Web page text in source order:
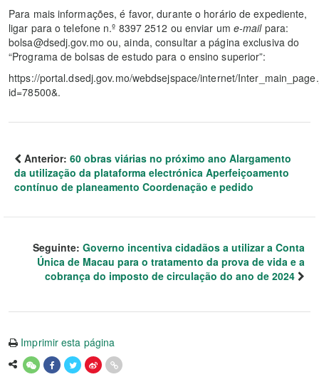
Para mais informações, é favor, durante o horário de expediente,
ligar para o telefone n.º 8397 2512 ou enviar um e-mailpara:
bolsa@dsedj.gov.mo ou, ainda, consultar a página exclusiva do
“Programa de bolsas de estudo para o ensino superior”:
https://portal.dsedj.gov.mo/webdsejspace/internet/
id=78500&.
Anterior: 60 obras viárias no próximo ano Alargamento
da utilização da plataforma electrónica Aperfeiçoamento
contínuo de planeamento Coordenação e pedido
Seguinte: Governo incentiva cidadãos a utilizar a Conta
Única de Macau para o tratamento da prova de vida e a
cobrança do imposto de circulação do ano de 2024
Imprimir esta página